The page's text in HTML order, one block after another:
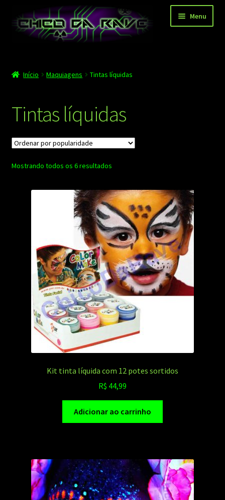
para
navegação
para
Menu
Depoimentos
Carrinho
Finalizar compra
Minha conta
Contato
Início Maquiagens Tintas líquidas
Tintas líquidas
Mostrando todos os 6 resultadosClassificado
Kit tinta líquida com 12 potes sortidos
R$ 44,99
Adicionar ao carrinho